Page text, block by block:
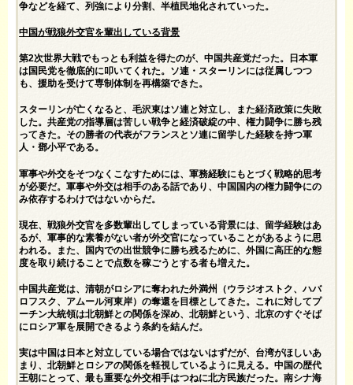
争などを経て、列強により分割、半植民地化されていった。
中国が戦狼外交官を輩出している背景
第2次世界大戦でもっとも利益を得たのが、中国共産党だった。日本軍
は国民党を徹底的に叩いてくれた。ソ連・スターリンには従属しつつ
も、援助を受けて専制体制を再構築できた。
スターリンが亡くなると、毛沢東はソ連と対立し、また経済政策に失敗
した。共産党の指導層は苦しい戦争と経済破綻の中、権力闘争に勝ち残
ってきた。その勝者の代表がフランスとソ連に留学した経験を持つ軍
人・鄧小平である。
軍事や外交をそつなくこなすためには、軍務経験にもとづく戦略的思考
が必要だ。軍事や外交は相手のある話であり、中国国内の権力闘争にの
み依存するわけではないからだ。
現在、戦狼外交官を多数輩出してしまっている背景には、留学経験はあ
るが、軍事的な素養がない者が外交官になっていることがあるように思
われる。また、国内での出世競争に勝ち残るために、外国に高圧的な態
度を取り続けることで点数を稼ごうとする者も増えた。
中国共産党は、清朝がロシアに奪われた外満州（ウラジオストク、ハバ
ロフスク、アムール河東岸）の奪還を目標としてきた。これに対してプ
ーチン大統領は北朝鮮との関係を深め、北朝鮮という、北京のすぐそば
にロシア軍を展開できるよう条約を結んだ。
実は中国は日本と対立している場合ではないはずだが、台湾がほしいあ
まり、北朝鮮とロシアの関係を軽視しているように見える。中国の歴代
王朝にとって、最も重要な外交相手はつねに北方民族だった。南シナ海